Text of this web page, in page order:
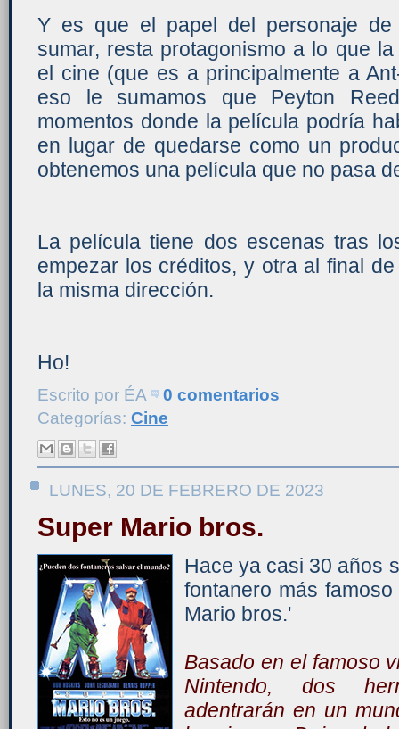
Y es que el papel del personaje de
sumar, resta protagonismo a lo que
el cine (que es a principalmente a
eso le sumamos que Peyton
momentos donde la película podría
en lugar de quedarse como un
obtenemos una película que no pasa
La película tiene dos escenas tras
empezar los créditos, y otra al final
la misma dirección.
Ho!
Escrito por ÉA
0 comentarios
Categorías: Cine
LUNES, 20 DE FEBRERO DE 2023
Super Mario bros.
Hace ya casi 30 años
fontanero más
Mario bros.'
Basado en el famoso
Nintendo, dos
adentrarán en un